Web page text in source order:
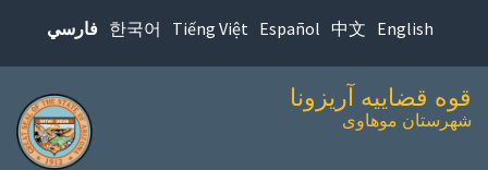
محتوای
اصلی
English
中文
Español
Tiếng Việt
한국어 فارسي
قوه قضاییه آریزونا
شهرستان موهاوی